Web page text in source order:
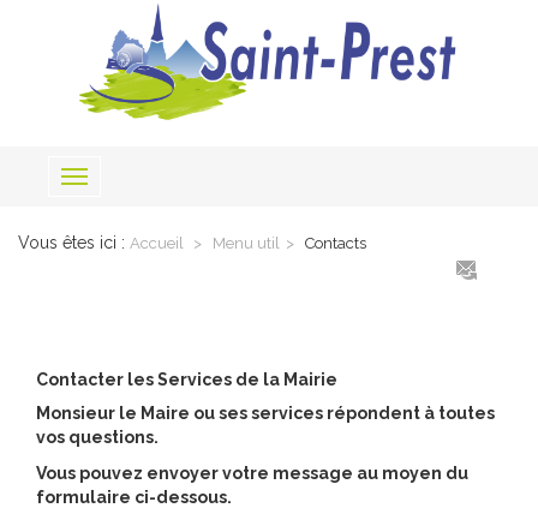
Toggle
Vous êtes ici : Accueil Menu util Contacts
Contacter les Services de la Mairie
Monsieur le Maire ou ses services répondent à toutes
vos questions.
Vous pouvez envoyer votre message au moyen du
formulaire ci-dessous.